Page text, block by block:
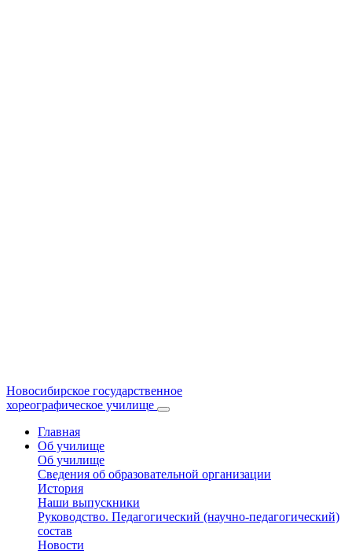
Новосибирское государственное
хореографическое училище
Главная
Об училище
Об училище
Сведения об образовательной организации
История
Наши выпускники
Руководство. Педагогический (научно-педагогический)
состав
Новости